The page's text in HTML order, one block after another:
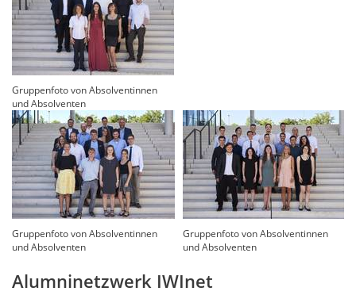
Gruppenfoto von Absolventinnen
und Absolventen
Gruppenfoto von Absolventinnen
und Absolventen
Gruppenfoto von Absolventinnen
und Absolventen
Alumninetzwerk IWInet